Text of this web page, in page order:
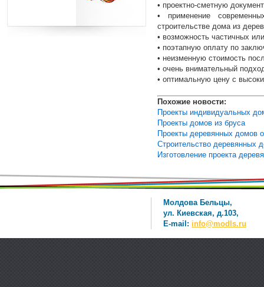
• проектно-сметную
• применение
строительстве дома из
• возможность частичных
• поэтапную оплату по
• неизменную стоимость
• очень внимательный
• оптимальную цену с
Похожие новости:
Проекты индивидуальных
Проекты домов из бруса
Проекты деревянных домов
Строительство деревянных
Изготовление проекта
Молдова Бельцы,
ул. Киевская, д.103,
E-mail: info@modls.ru